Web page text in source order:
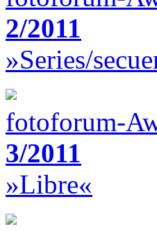
2/2011
»Series/
fotoforum-
3/2011
»Libre«